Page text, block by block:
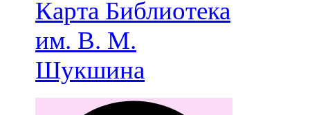
Карта Библиотека
им. В. М.
Шукшина